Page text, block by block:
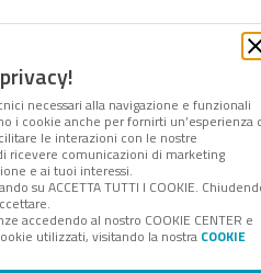
necessari alla navigazione e funzionali
i cookie anche per fornirti un’esperienza
le interazioni con le nostre
ricevere comunicazioni di marketing
e ai tuoi interessi.
su ACCETTA TUTTI I COOKIE.
accedendo al nostro COOKIE CENTER e
utilizzati, visitando la nostra COOKIE